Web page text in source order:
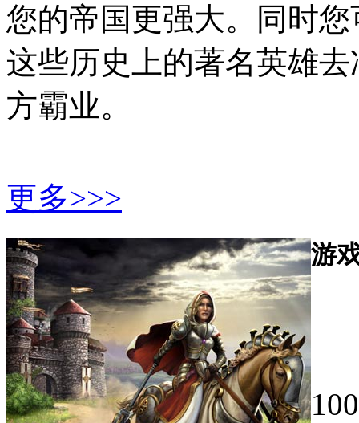
您的帝国更强大。同时
这些历史上的著名英雄
方霸业。
更多>>>
游